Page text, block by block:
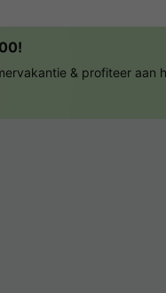
& profiteer aan